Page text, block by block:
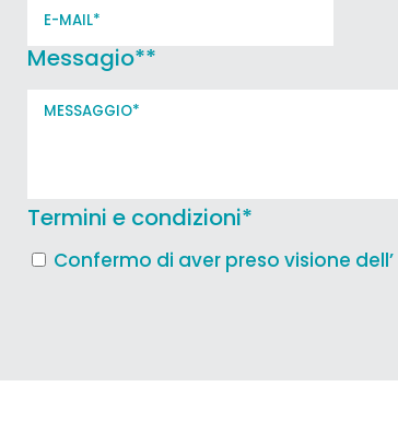
Messagio**
Termini e condizioni*
Confermo di aver preso visione dell’